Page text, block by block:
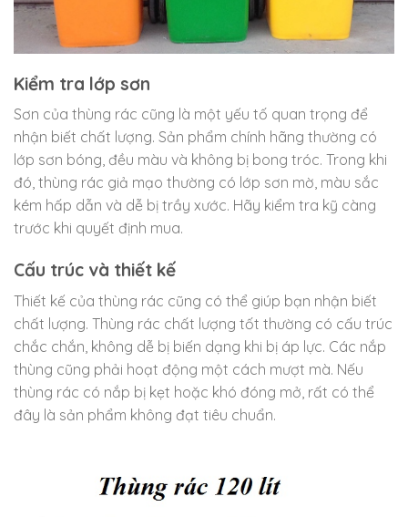
Kiểm tra lớp sơn
Sơn của thùng rác cũng là một yếu tố quan trọng để
nhận biết chất lượng. Sản phẩm chính hãng thường có
lớp sơn bóng, đều màu và không bị bong tróc. Trong khi
đó, thùng rác giả mạo thường có lớp sơn mờ, màu sắc
kém hấp dẫn và dễ bị trầy xước. Hãy kiểm tra kỹ càng
trước khi quyết định mua.
Cấu trúc và thiết kế
Thiết kế của thùng rác cũng có thể giúp bạn nhận biết
chất lượng. Thùng rác chất lượng tốt thường có cấu trúc
chắc chắn, không dễ bị biến dạng khi bị áp lực. Các nắp
thùng cũng phải hoạt động một cách mượt mà. Nếu
thùng rác có nắp bị kẹt hoặc khó đóng mở, rất có thể
đây là sản phẩm không đạt tiêu chuẩn.